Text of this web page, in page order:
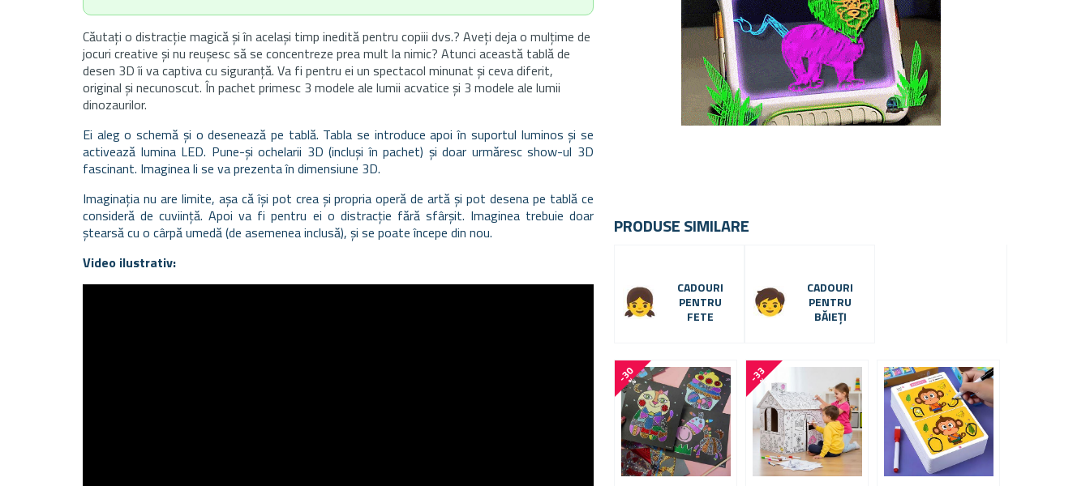
Căutați o distracție magică și în același timp inedită pentru copiii dvs.? Aveți deja o mulțime de
jocuri creative și nu reușesc să se concentreze prea mult la nimic? Atunci această tablă de
desen 3D îi va captiva cu siguranță. Va fi pentru ei un spectacol minunat și ceva diferit,
original și necunoscut. În pachet primesc 3 modele ale lumii acvatice și 3 modele ale lumii
dinozaurilor.
Ei aleg o schemă și o desenează pe tablă. Tabla se introduce apoi în suportul luminos și se
activează lumina LED. Pune-și ochelarii 3D (incluși în pachet) și doar urmăresc show-ul 3D
fascinant. Imaginea li se va prezenta în dimensiune 3D.
Imaginația nu are limite, așa că își pot crea și propria operă de artă și pot desena pe tablă ce
consideră de cuviință. Apoi va fi pentru ei o distracție fără sfârșit. Imaginea trebuie doar
ștearsă cu o cârpă umedă (de asemenea inclusă), și se poate începe din nou.
Video ilustrativ:
PRODUSE SIMILARE
CADOURI
PENTRU
FETE
CADOURI
PENTRU
BĂIEȚI
-
3
0
% -
3
3
%